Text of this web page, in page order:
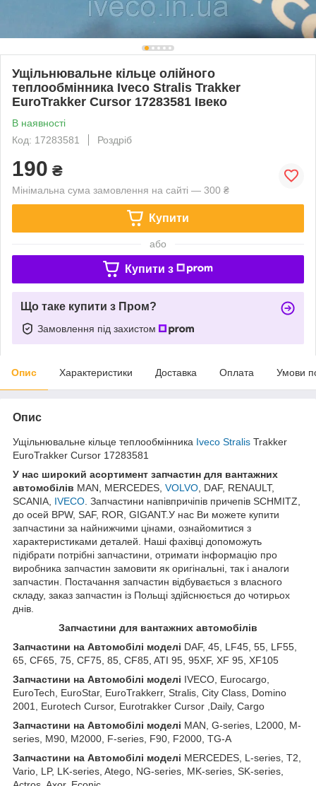
Ущільнювальне кільце олійного
теплообмінника Iveco Stralis Trakker
EuroTrakker Cursor 17283581 Івеко
В наявності
Код: 17283581
Роздріб
190 ₴
Мінімальна сума замовлення на сайті — 300 ₴
Купити
або
Купити з
Що таке купити з Пром?
Замовлення під захистом
Опис Характеристики Доставка Оплата Умови
Опис
Ущільнювальне кільце теплообмінника Iveco Stralis Trakker
EuroTrakker Cursor 17283581
У нас широкий асортимент запчастин для вантажних
автомобілів MAN, MERCEDES, VOLVO , DAF, RENAULT,
SCANIA, IVECO . Запчастини напівпричіпів причепів SCHMITZ,
до осей BPW, SAF, ROR, GIGANT.У нас Ви можете купити
запчастини за найнижчими цінами, ознайомитися з
характеристиками деталей. Наші фахівці допоможуть
підібрати потрібні запчастини, отримати інформацію про
виробника запчастин замовити як оригінальні, так і аналоги
запчастин. Постачання запчастин відбувається з власного
складу, заказ запчастин із Польщі здійснюється до чотирьох
днів.
Запчастини для вантажних автомобілів
Запчастини на Автомобілі моделі DAF, 45, LF45, 55, LF55,
65, CF65, 75, CF75, 85, CF85, ATI 95, 95XF, XF 95, XF105
Запчастини на Автомобілі моделі IVECO, Eurocargo,
EuroTech, EuroStar, EuroTrakkerr, Stralis, City Class, Domino
2001, Eurotech Cursor, Eurotrakker Cursor ,Daily, Cargo
Запчастини на Автомобілі моделі MAN, G-series, L2000, M-
series, M90, M2000, F-series, F90, F2000, TG-A
Запчастини на Автомобілі моделі MERCEDES, L-series, T2,
Vario, LP, LK-series, Atego, NG-series, MK-series, SK-series,